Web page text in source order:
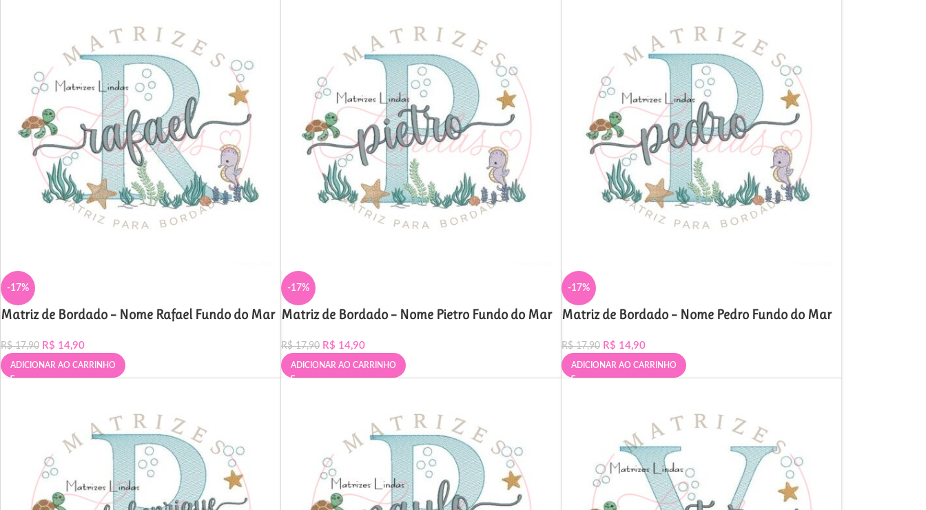
-17%
Matriz de Bordado – Nome Rafael Fundo do Mar
R$17,90 R$ 14,90
ADICIONAR AO CARRINHO
-17%
Matriz de Bordado – Nome Pietro Fundo do Mar
R$17,90 R$ 14,90
ADICIONAR AO CARRINHO
-17%
Matriz de Bordado – Nome Pedro Fundo do Mar
R$17,90 R$ 14,90
ADICIONAR AO CARRINHO